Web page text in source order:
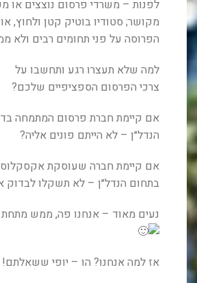
לפנות – משרדי פרסום נוצצים או
מקושר; סטודיו בוטיק קטן ולחוץ,
הפרוסה על פני תחומים רבים ולא
למה שלא תעצרו רגע ותחשבו על
צרכי הפרסום הספציפיים שלכם?
אם קיימת חברת פרסום המתמחה
הנדל״ן – לא הייתם פונים אליה?
אם קיימת חברה שעוסקת
בתחום הנדל״ן – לא תשקלו לבדוק
נעים מאוד – אנחנו פה, ממש
אז למה אנחנו? הו – יופי ששאלתם!